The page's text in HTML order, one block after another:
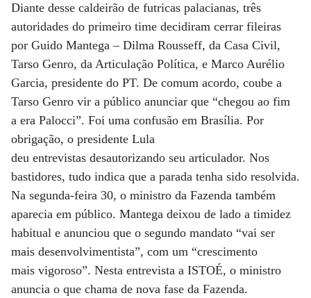
Diante desse caldeirão de futricas palacianas, três
autoridades do primeiro time decidiram cerrar fileiras
por Guido Mantega – Dilma Rousseff, da Casa Civil,
Tarso Genro, da Articulação Política, e Marco Aurélio
Garcia, presidente do PT. De comum acordo, coube a
Tarso Genro vir a público anunciar que “chegou ao fim
a era Palocci”. Foi uma confusão em Brasília. Por
obrigação, o presidente Lula
deu entrevistas desautorizando seu articulador. Nos
bastidores, tudo indica que a parada tenha sido resolvida.
Na segunda-feira 30, o ministro da Fazenda também
aparecia em público. Mantega deixou de lado a timidez
habitual e anunciou que o segundo mandato “vai ser
mais desenvolvimentista”, com um “crescimento
mais vigoroso”. Nesta entrevista a ISTOÉ, o ministro
anuncia o que chama de nova fase da Fazenda.